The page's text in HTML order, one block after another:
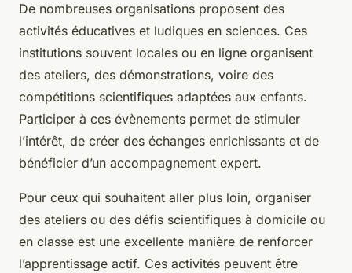
De nombreuses organisations proposent des
activités éducatives et ludiques en sciences. Ces
institutions souvent locales ou en ligne organisent
des ateliers, des démonstrations, voire des
compétitions scientifiques adaptées aux enfants.
Participer à ces évènements permet de stimuler
l’intérêt, de créer des échanges enrichissants et de
bénéficier d’un accompagnement expert.
Pour ceux qui souhaitent aller plus loin, organiser
des ateliers ou des défis scientifiques à domicile ou
en classe est une excellente manière de renforcer
l’apprentissage actif. Ces activités peuvent être